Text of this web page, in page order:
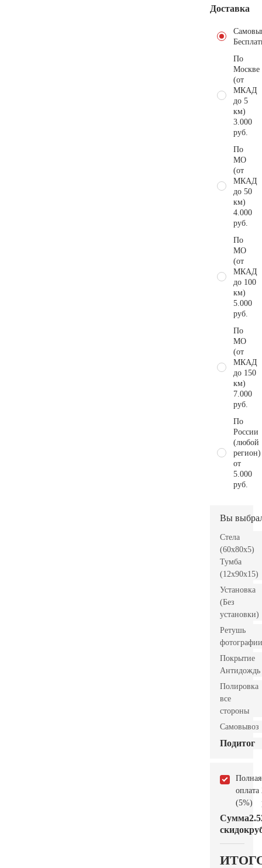
Доставка
По
Москве
(от
МКАД
до 5
км)
3.000
руб.
По
МО
(от
МКАД
до 50
км)
4.000
руб.
По
МО
(от
МКАД
до 100
км)
5.000
руб.
По
МО
(от
МКАД
до 150
км)
7.000
руб.
По
России
(любой
регион)
от
5.000
руб.
Вы
Стела
(60x80x5)
Тумба
(12x90x15)
Установка
(Без
установки)
Ретушь
фотографии
Покрытие
Антидождь
Полировка
все
стороны
Самовывоз
Подитог
Полная
оплата
(5%)
Сумма
скидок